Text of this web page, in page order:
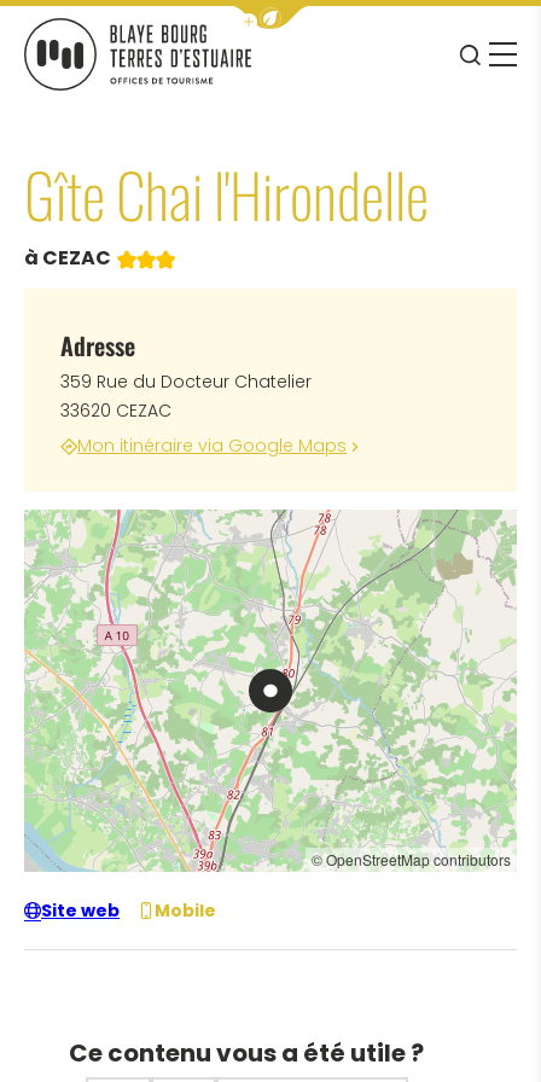
Afficher la barre de navigation
JE
MENU
Gîte Chai l'Hirondelle
à CEZAC 3 étoiles
Adresse
359 Rue du Docteur Chatelier
33620 CEZAC
Mon itinéraire via Google Maps
© OpenStreetMap contributors
Site web Mobile
Ce contenu vous a été utile ?